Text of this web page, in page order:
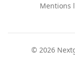
Mentions
© 2026